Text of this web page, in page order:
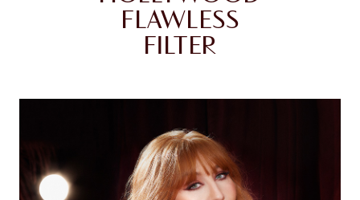
FLAWLESS
FILTER